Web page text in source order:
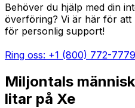
Behöver du hjälp med din
överföring? Vi är här för att
för personlig support!
Ring oss: +1 (800) 772-7779
Miljontals
litar på Xe